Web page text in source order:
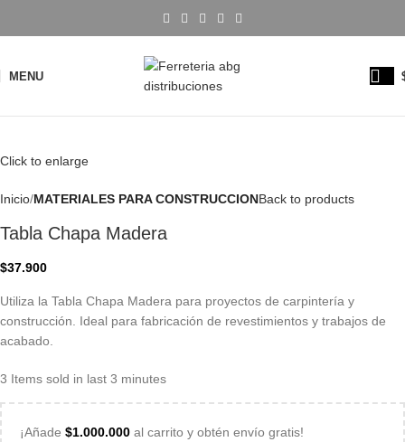
MENU
Click to enlarge
Inicio MATERIALES PARA CONSTRUCCIONBack to products
Tabla Chapa Madera
$37.900
Utiliza la Tabla Chapa Madera para proyectos de carpintería y
construcción. Ideal para fabricación de revestimientos y trabajos de
acabado.
3 Items sold in last 3 minutes
¡Añade $1.000.000 al carrito y obtén envío gratis!